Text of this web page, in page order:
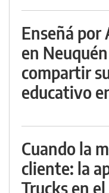
Enseñá por
en
compartir
educativo
Cuando la
cliente: la
Trucks en